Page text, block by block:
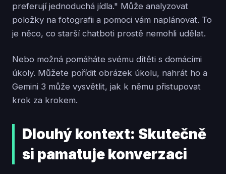
preferují jednoduchá jídla." Může analyzovat
položky na fotografii a pomoci vám naplánovat. To
je něco, co starší chatboti prostě nemohli udělat.
Nebo možná pomáháte svému dítěti s domácími
úkoly. Můžete pořídit obrázek úkolu, nahrát ho a
Gemini 3 může vysvětlit, jak k němu přistupovat
krok za krokem.
Dlouhý kontext: Skutečně
si pamatuje konverzaci